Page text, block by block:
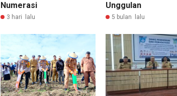
Numerasi
3 hari lalu
Unggulan
5 bulan lalu